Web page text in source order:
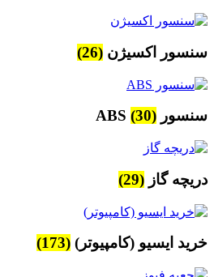
سنسور اکسیژن (26)
سنسور ABS (30)
دریچه گاز (29)
خرید ایسیو (کامپیوتر) (173)